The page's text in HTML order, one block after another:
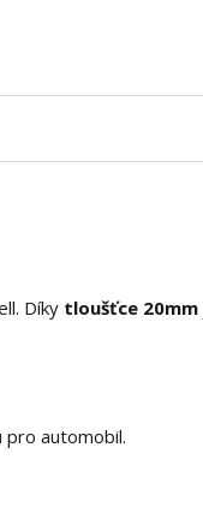
Díky tloušťce 20mm
pro automobil.